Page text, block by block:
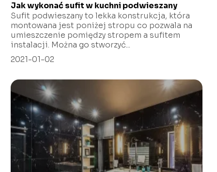
Jak wykonać sufit w kuchni podwieszany
Sufit podwieszany to lekka konstrukcja, która
montowana jest poniżej stropu co pozwala na
umieszczenie pomiędzy stropem a sufitem
instalacji. Można go stworzyć...
2021-01-02